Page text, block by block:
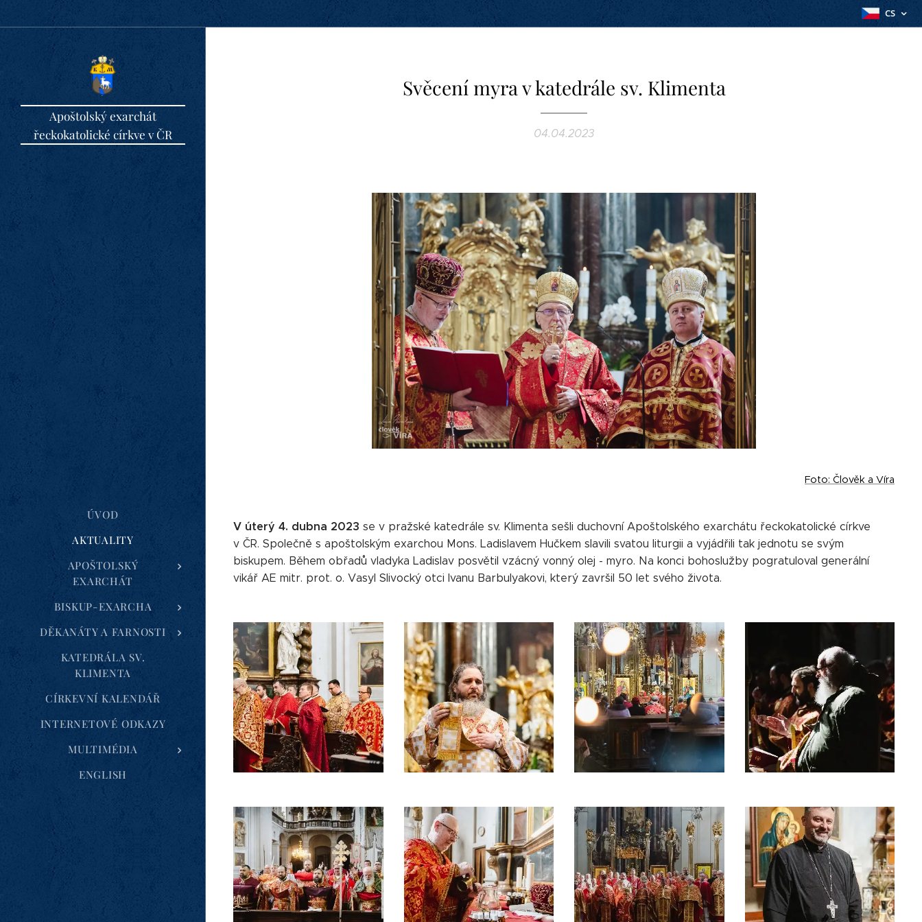
CS
Apoštolský exarchát
řeckokatolické církve v ČR
ÚVOD
AKTUALITY
APOŠTOLSKÝ
EXARCHÁT
BISKUP-EXARCHA
DĚKANÁTY A FARNOSTI
KATEDRÁLA SV.
KLIMENTA
CÍRKEVNÍ KALENDÁŘ
INTERNETOVÉ ODKAZY
MULTIMÉDIA
ENGLISH
Svěcení myra v katedrále sv. Klimenta
04.04.2023
Foto: Člověk a Víra
V úterý 4. dubna 2023 se v pražské katedrále sv. Klimenta sešli duchovní Apoštolského exarchátu řeckokatolické církve
v ČR. Společně s apoštolským exarchou Mons. Ladislavem Hučkem slavili svatou liturgii a vyjádřili tak jednotu se svým
biskupem. Během obřadů vladyka Ladislav posvětil vzácný vonný olej - myro. Na konci bohoslužby pogratuloval generální
vikář AE mitr. prot. o. Vasyl Slivocký otci Ivanu Barbulyakovi, který završil 50 let svého života.